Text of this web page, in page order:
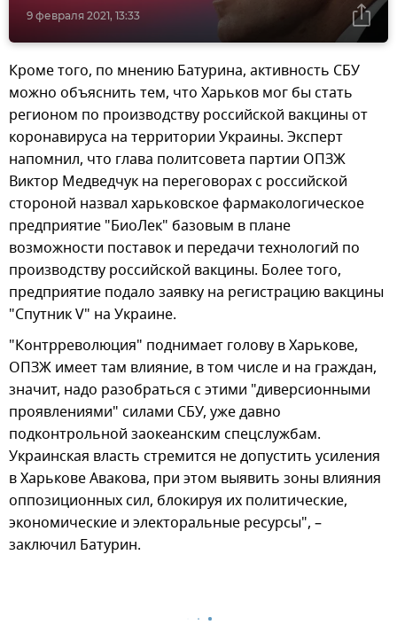
9 февраля 2021, 13:33
Кроме того, по мнению Батурина, активность СБУ
можно объяснить тем, что Харьков мог бы стать
регионом по производству российской вакцины от
коронавируса на территории Украины. Эксперт
напомнил, что глава политсовета партии ОПЗЖ
Виктор Медведчук на переговорах с российской
стороной назвал харьковское фармакологическое
предприятие "БиоЛек" базовым в плане
возможности поставок и передачи технологий по
производству российской вакцины. Более того,
предприятие подало заявку на регистрацию вакцины
"Спутник V" на Украине.
"Контрреволюция" поднимает голову в Харькове,
ОПЗЖ имеет там влияние, в том числе и на граждан,
значит, надо разобраться с этими "диверсионными
проявлениями" силами СБУ, уже давно
подконтрольной заокеанским спецслужбам.
Украинская власть стремится не допустить усиления
в Харькове Авакова, при этом выявить зоны влияния
оппозиционных сил, блокируя их политические,
экономические и электоральные ресурсы", –
заключил Батурин.